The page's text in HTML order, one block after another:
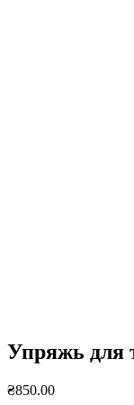
Упряжь для
₴850.00